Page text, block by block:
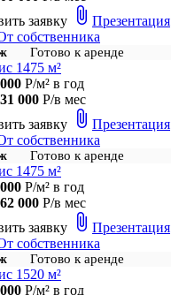
заявку attach_file Презентация
собственника
Готово к аренде
1475 м²
Р/м² в год
000 Р/в мес
заявку attach_file Презентация
собственника
Готово к аренде
1475 м²
Р/м² в год
000 Р/в мес
заявку attach_file Презентация
собственника
Готово к аренде
1520 м²
Р/м² в год